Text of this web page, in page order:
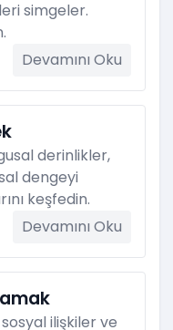
simgeler.
Devamını Oku
derinlikler,
dengeyi
keşfedin.
Devamını Oku
ilişkiler ve